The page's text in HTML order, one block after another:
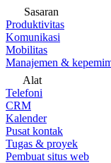
Sasaran
Produktivitas
Komunikasi
Mobilitas
Manajemen &
Alat
Telefoni
CRM
Kalender
Pusat kontak
Tugas & proyek
Pembuat situs web